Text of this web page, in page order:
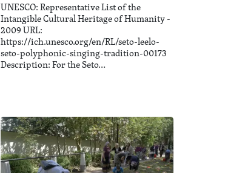
UNESCO: Representative List of the
Intangible Cultural Heritage of Humanity -
2009 URL:
https://ich.unesco.org/en/RL/seto-leelo-
seto-polyphonic-singing-tradition-00173
Description: For the Seto…